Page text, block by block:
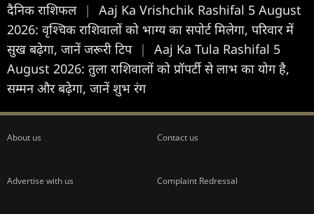
दैनिक राशिफल |
Aaj Ka Vrishchik Rashifal 5 August
2026: वृश्चिक राशिवालों को भाग्य का सपोर्ट मिलेगा, परिवार में
सुख बढ़ेगा, जानें जरूरी टिप |
Aaj Ka Tula Rashifal 5
August 2026: तुला राशिवालों को प्रॉपर्टी से लाभ का योग है,
सम्मन और बढ़ेगा, जानें शुभ रंग
About us Contact us
Advertise with us Complaint Redressal